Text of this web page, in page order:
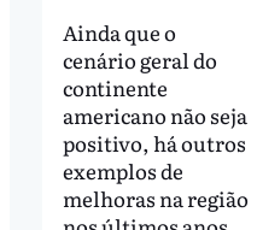
Ainda que o
cenário geral do
continente
americano não seja
positivo, há outros
exemplos de
melhoras na região